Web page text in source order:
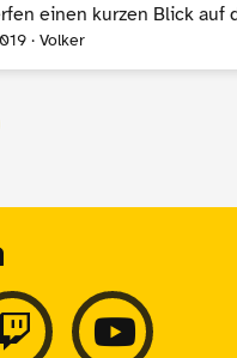
einen kurzen Blick auf
· Volker